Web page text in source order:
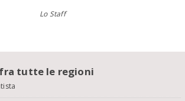
Lo Staff
fra tutte le regioni